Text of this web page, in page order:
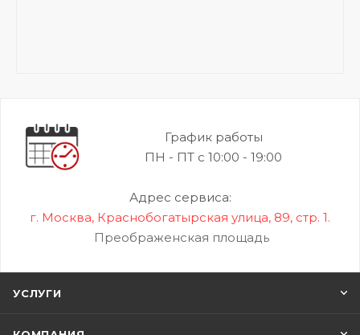
График работы
ПН - ПТ с 10:00 - 19:00
Адрес сервиса:
г. Москва, Краснобогатырская улица, 89, стр. 1.
Преображенская площадь
УСЛУГИ